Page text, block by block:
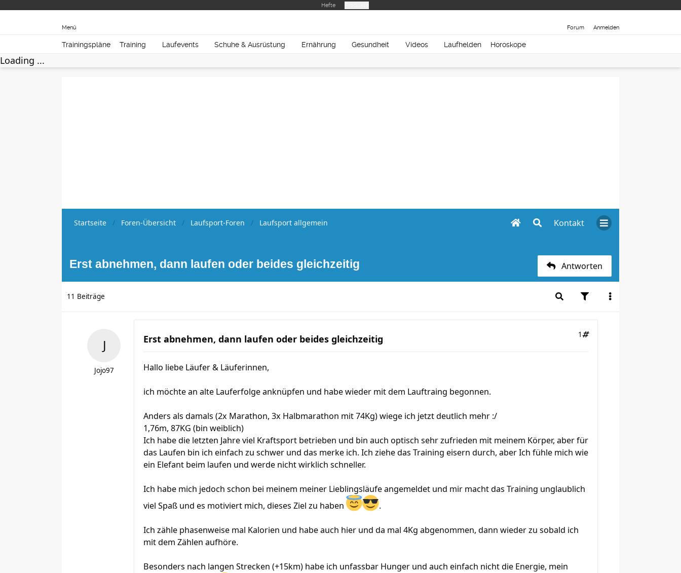
Hefte
Forum Anmelden
Menü
Trainingspläne Training Laufevents Schuhe & Ausrüstung Ernährung Gesundheit Videos Laufhelden Horoskope
Loading ...
Kontakt
Startseite Foren-Übersicht Laufsport-Foren Laufsport allgemein
Erst abnehmen, dann laufen oder beides gleichzeitig Antworten
11 Beiträge
Jojo97
Erst abnehmen, dann laufen oder beides gleichzeitig 1
Hallo liebe Läufer & Läuferinnen,
ich möchte an alte Lauferfolge anknüpfen und habe wieder mit dem Lauftraing begonnen.
Anders als damals (2x Marathon, 3x Halbmarathon mit 74Kg) wiege ich jetzt deutlich mehr :/
1,76m, 87KG (bin weiblich)
Ich habe die letzten Jahre viel Kraftsport betrieben und bin auch optisch sehr zufrieden mit meinem Körper, aber für
das Laufen bin ich einfach zu schwer und das merke ich. Ich ziehe das Training eisern durch, aber Ich fühle mich wie
ein Elefant beim laufen und werde nicht wirklich schneller.
Ich habe mich jedoch schon bei meinem meiner Lieblingsläufe angemeldet und mir macht das Training unglaublich
viel Spaß und es motiviert mich, dieses Ziel zu haben
.
Ich zähle phasenweise mal Kalorien und habe auch hier und da mal 4Kg abgenommen, dann wieder zu sobald ich
mit dem Zählen aufhöre.
Besonders nach langen Strecken (+15km) habe ich unfassbar Hunger und auch einfach nicht die Energie, mein